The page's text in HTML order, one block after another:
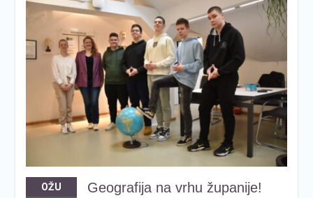
OŽU Geografija na vrhu županije!